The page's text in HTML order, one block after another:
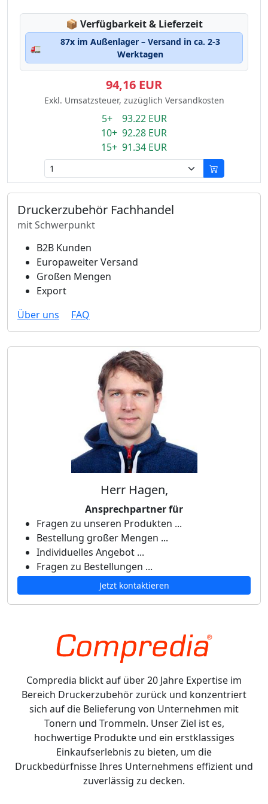
📦 Lagerstatus:
Verfügbarkeit & Lieferzeit
🚛
87x im Außenlager – Versand in ca. 2-3
Werktagen
94,16 EUR
Exkl. Umsatzsteuer, zuzüglich Versandkosten
5+ 93.22 EUR
10+ 92.28 EUR
15+ 91.34 EUR
Druckerzubehör Fachhandel
mit Schwerpunkt
B2B Kunden
Europaweiter Versand
Großen Mengen
Export
Über uns
FAQ
Herr Hagen,
Ansprechpartner für
Fragen zu unseren Produkten ...
Bestellung großer Mengen ...
Individuelles Angebot ...
Fragen zu Bestellungen ...
Jetzt kontaktieren
Compredia blickt auf über 20 Jahre Expertise im
Bereich Druckerzubehör zurück und konzentriert
sich auf die Belieferung von Unternehmen mit
Tonern und Trommeln. Unser Ziel ist es,
hochwertige Produkte und ein erstklassiges
Einkaufserlebnis zu bieten, um die
Druckbedürfnisse Ihres Unternehmens effizient und
zuverlässig zu decken.